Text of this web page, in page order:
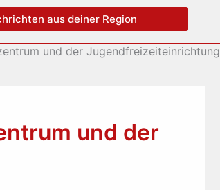
aus deiner Region
und der Jugendfreizeiteinrichtung
und der